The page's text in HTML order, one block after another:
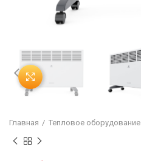
Главная Тепловое оборудование